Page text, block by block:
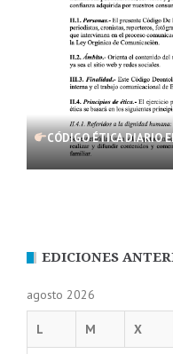
CÓDIGO ÉTICA DIARIO
EDICIONES
agosto 2026
L M X